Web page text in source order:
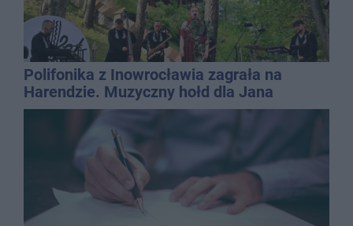
Polifonika z Inowrocławia zagrała na
Harendzie. Muzyczny hołd dla Jana
Kasprowicza